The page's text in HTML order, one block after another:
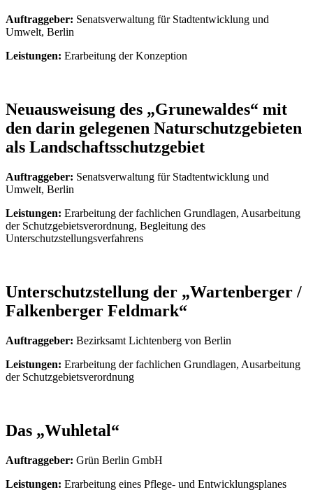
Auftraggeber: Senatsverwaltung für Stadtentwicklung und
Umwelt, Berlin
Leistungen: Erarbeitung der Konzeption
Neuausweisung des „Grunewaldes“ mit
den darin gelegenen Naturschutzgebieten
als Landschaftsschutzgebiet
Auftraggeber: Senatsverwaltung für Stadtentwicklung und
Umwelt, Berlin
Leistungen: Erarbeitung der fachlichen Grundlagen, Ausarbeitung
der Schutzgebietsverordnung, Begleitung des
Unterschutzstellungsverfahrens
Unterschutzstellung der „Wartenberger /
Falkenberger Feldmark“
Auftraggeber: Bezirksamt Lichtenberg von Berlin
Leistungen: Erarbeitung der fachlichen Grundlagen, Ausarbeitung
der Schutzgebietsverordnung
Das „Wuhletal“
Auftraggeber: Grün Berlin GmbH
Leistungen: Erarbeitung eines Pflege- und Entwicklungsplanes